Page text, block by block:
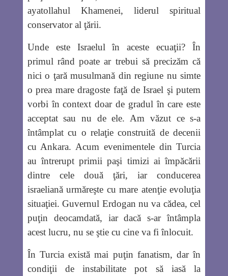
ayatollahul Khamenei, liderul spiritual
conservator al ţării.
Unde este Israelul în aceste ecuaţii? În
primul rând poate ar trebui să precizăm că
nici o ţară musulmană din regiune nu simte
o prea mare dragoste faţă de Israel şi putem
vorbi în context doar de gradul în care este
acceptat sau nu de ele. Am văzut ce s-a
întâmplat cu o relaţie construită de decenii
cu Ankara. Acum evenimentele din Turcia
au întrerupt primii paşi timizi ai împăcării
dintre cele două ţări, iar conducerea
israeliană urmăreşte cu mare atenţie evoluţia
situaţiei. Guvernul Erdogan nu va cădea, cel
puţin deocamdată, iar dacă s-ar întâmpla
acest lucru, nu se ştie cu cine va fi înlocuit.
În Turcia există mai puţin fanatism, dar în
condiţii de instabilitate pot să iasă la